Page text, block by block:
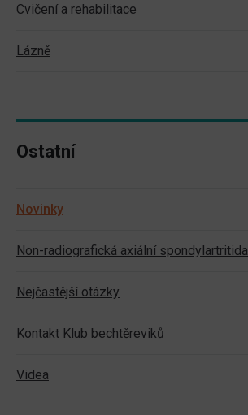
Cvičení a rehabilitace
Lázně
Ostatní
Novinky
Non-radiografická axiální spondylartritida
Nejčastější otázky
Kontakt Klub bechtěreviků
Videa